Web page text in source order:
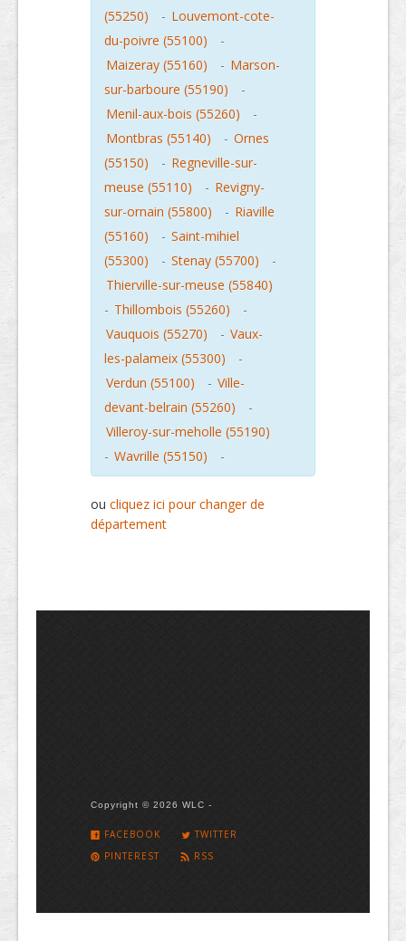
(55250)
- Louvemont-cote-
du-poivre (55100)
-
Maizeray (55160)
- Marson-
sur-barboure (55190)
-
Menil-aux-bois (55260)
-
Montbras (55140)
- Ornes
(55150)
- Regneville-sur-
meuse (55110)
- Revigny-
sur-ornain (55800)
- Riaville
(55160)
- Saint-mihiel
(55300)
- Stenay (55700)
-
Thierville-sur-meuse (55840)
- Thillombois (55260)
-
Vauquois (55270)
- Vaux-
les-palameix (55300)
-
Verdun (55100)
- Ville-
devant-belrain (55260)
-
Villeroy-sur-meholle (55190)
- Wavrille (55150) -
ou cliquez ici pour changer de
département
Copyright © 2026 WLC -
FACEBOOK
TWITTER
PINTEREST
RSS